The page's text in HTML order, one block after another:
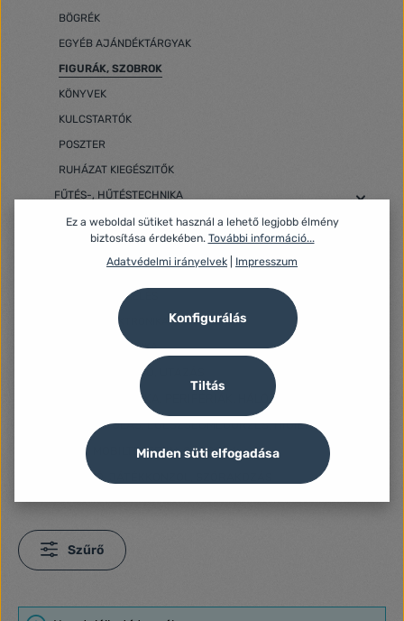
BÖGRÉK
EGYÉB AJÁNDÉKTÁRGYAK
FIGURÁK, SZOBROK
KÖNYVEK
KULCSTARTÓK
POSZTER
RUHÁZAT KIEGÉSZITŐK
FŰTÉS-, HŰTÉSTECHNIKA
HÁZTARTÁSI KIEGÉSZÍTŐK
HOSSZABBÍTÓK, ELOSZTÓK
KONYHAFELSZERELÉSEK
LAKÁSFELSZERELÉS
OTTHON ELEKTRONIKA
VILÁGÍTÁSTECHNIKA
SPORT, SZABADIDŐ, UTAZÁS
SZÁMÍTÁSTECHNIKA, PERIFÉRIÁK, HÁLÓZAT, UPS
SZÉPSÉGÁPOLÁS, EGÉSZSÉGMEGŐRZÉS, HIGIÉNIA
TABLET, MOBILTELEFON, OKOSÓRA
TELEVÍZIÓ, JÁTÉKKONZOL, SZÓRAKOZÁS
Szűrő
Ez a weboldal sütiket használ a lehető legjobb élmény
biztosítása érdekében. További információ...
Adatvédelmi irányelvek
Impresszum
Tiltás
Konfigurálás
Minden süti elfogadása